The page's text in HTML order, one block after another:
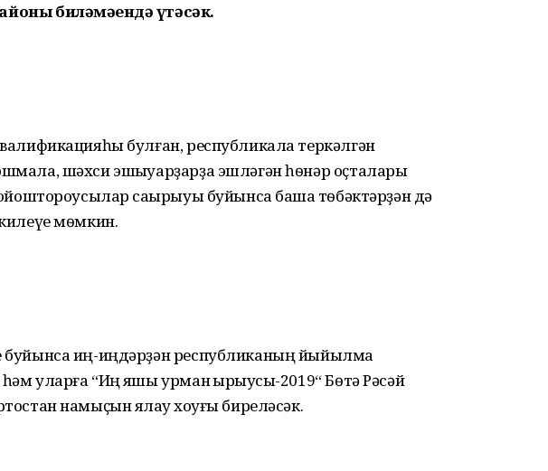
биләмәһендә үтәсәк.
булған, республикала теркәлгән
шәхси эшҡыуарҙарҙа эшләгән һѳнәр оҫталары
саҡырыуы буйынса башҡа тѳбәктәрҙән дә
мѳмкин.
буйынса иң-иңдәрҙән республиканың йыйылма
уларға “Иң яҡшы урман ҡырҡыусы-2019“ Бөтә Рәсәй
намыҫын яҡлау хоҡуғы биреләсәк.